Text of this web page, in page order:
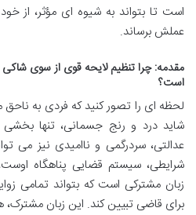
است تا بتواند به شیوه ای مؤثر، از
عملش برساند.
مقدمه: چرا تنظیم لایحه قوی از سوی
است؟
لحظه ای را تصور کنید که فردی به ناحق
شاید درد و رنج جسمانی، تنها
عدالتی، سردرگمی و ناامیدی نیز می
شرایطی، سیستم قضایی پناهگاه
زبان مشترکی است که بتواند تمامی
برای قاضی تبیین کند. این زبان